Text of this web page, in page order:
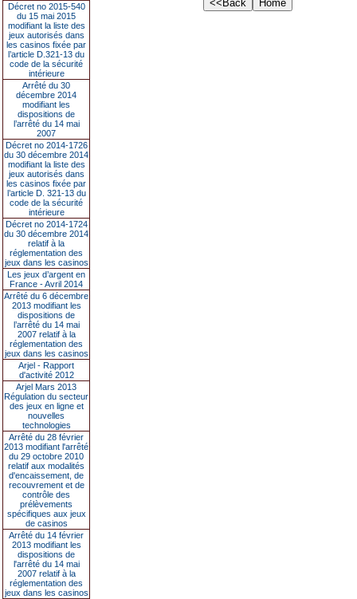
Décret no 2015-540
du 15 mai 2015
modifiant la liste des
jeux autorisés dans
les casinos fixée par
l’article D.321-13 du
code de la sécurité
intérieure
Arrêté du 30
décembre 2014
modifiant les
dispositions de
l’arrêté du 14 mai
2007
Décret no 2014-1726
du 30 décembre 2014
modifiant la liste des
jeux autorisés dans
les casinos fixée par
l’article D. 321-13 du
code de la sécurité
intérieure
Décret no 2014-1724
du 30 décembre 2014
relatif à la
réglementation des
jeux dans les casinos
Les jeux d’argent en
France - Avril 2014
Arrêté du 6 décembre
2013 modifiant les
dispositions de
l’arrêté du 14 mai
2007 relatif à la
réglementation des
jeux dans les casinos
Arjel - Rapport
d'activité 2012
Arjel Mars 2013
Régulation du secteur
des jeux en ligne et
nouvelles
technologies
Arrêté du 28 février
2013 modifiant l'arrêté
du 29 octobre 2010
relatif aux modalités
d'encaissement, de
recouvrement et de
contrôle des
prélèvements
spécifiques aux jeux
de casinos
Arrêté du 14 février
2013 modifiant les
dispositions de
l'arrêté du 14 mai
2007 relatif à la
réglementation des
jeux dans les casinos